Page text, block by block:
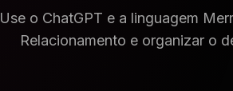
Use o ChatGPT e a linguagem
Relacionamento e organizar o